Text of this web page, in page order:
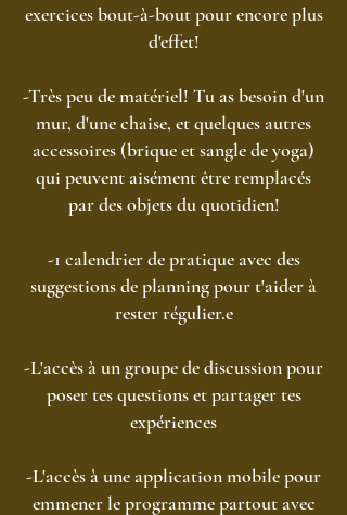
exercices bout-à-bout pour encore plus
d'effet!
-Très peu de matériel! Tu as besoin d'un
mur, d'une chaise, et quelques autres
accessoires (brique et sangle de yoga)
qui peuvent aisément être remplacés
par des objets du quotidien!
-1 calendrier de pratique avec des
suggestions de planning pour t'aider à
rester régulier.e
-L'accès à un groupe de discussion pour
poser tes questions et partager tes
expériences
-L'accès à une application mobile pour
emmener le programme partout avec